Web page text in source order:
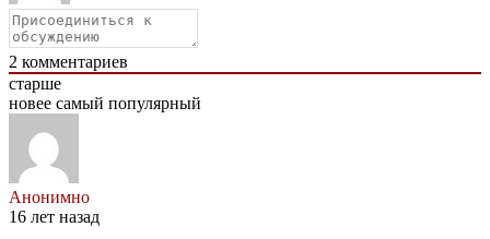
2 комментариев
старше
новее самый популярный
Анонимно
16 лет назад